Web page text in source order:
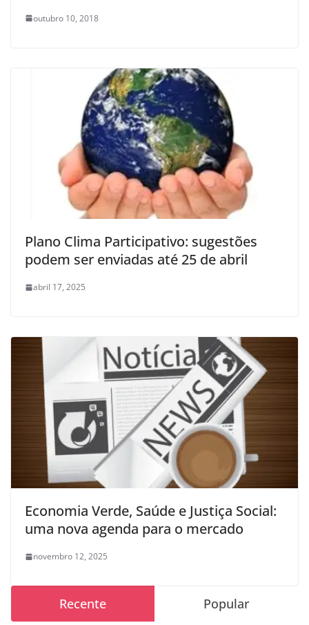
outubro 10, 2018
Plano Clima Participativo: sugestões
podem ser enviadas até 25 de abril
abril 17, 2025
Economia Verde, Saúde e Justiça Social:
uma nova agenda para o mercado
novembro 12, 2025
Recente Popular